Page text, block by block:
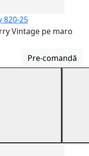
820-25
Vintage pe maro
Pre-comandă